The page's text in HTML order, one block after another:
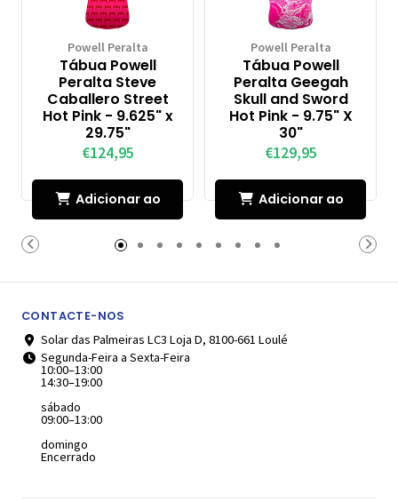
Powell Peralta
Tábua Powell
Peralta Steve
Caballero Street
Hot Pink - 9.625" x
29.75"
€124,95
Adicionar ao
Carrinho
Powell Peralta
Tábua Powell
Peralta Geegah
Skull and Sword
Hot Pink - 9.75" X
30"
€129,95
Adicionar ao
Carrinho
CONTACTE-NOS
Solar das Palmeiras LC3 Loja D, 8100-661 Loulé
Segunda-Feira a Sexta-Feira
10:00–13:00
14:30–19:00
sábado
09:00–13:00
domingo
Encerrado